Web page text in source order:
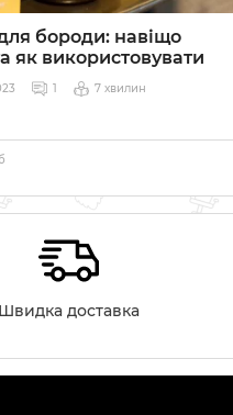
бороди: навіщо
як використовувати
1 7 хвилин
Швидка доставка